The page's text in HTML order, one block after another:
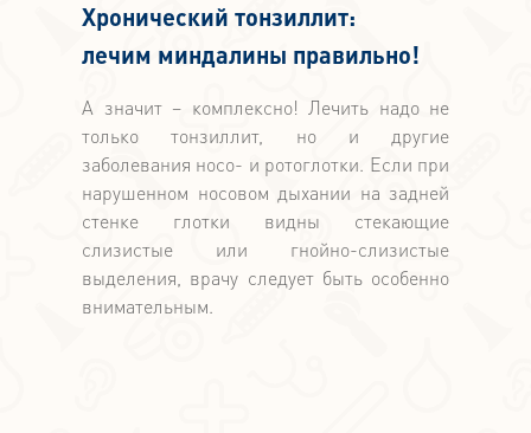
Хронический тонзиллит:
лечим миндалины правильно!
А значит – комплексно! Лечить надо не
только тонзиллит, но и другие
заболевания носо- и ротоглотки. Если при
нарушенном носовом дыхании на задней
стенке глотки видны стекающие
слизистые или гнойно-слизистые
выделения, врачу следует быть особенно
внимательным.